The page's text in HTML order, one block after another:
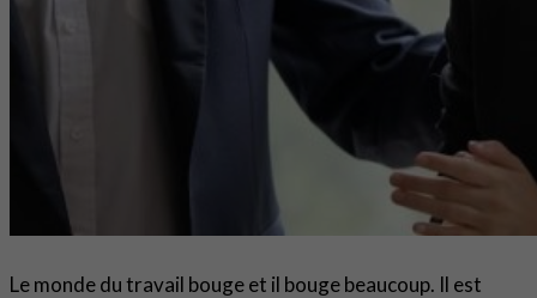
Le monde du travail bouge et il bouge beaucoup. Il est